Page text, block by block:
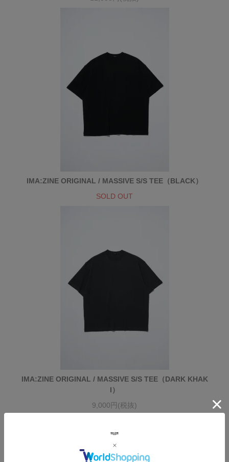
IMA:ZINE ORIGINAL / MASSIVE S/S TEE（BLACK）
SOLD OUT
IMA:ZINE ORIGINAL / MASSIVE S/S TEE（DARK KHAK
I）
9,000円(税抜)